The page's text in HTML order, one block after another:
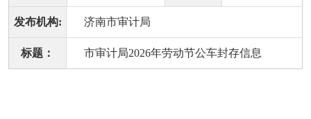
发布机构: 济南市审计局
标题： 市审计局2026年劳动节公车封存信息